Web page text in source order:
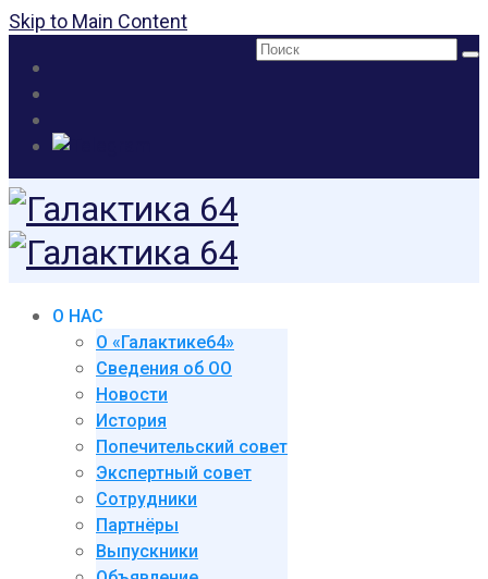
Skip to Main Content
Поиск:
О НАС
О «Галактике64»
Сведения об ОО
Новости
История
Попечительский совет
Экспертный совет
Сотрудники
Партнёры
Выпускники